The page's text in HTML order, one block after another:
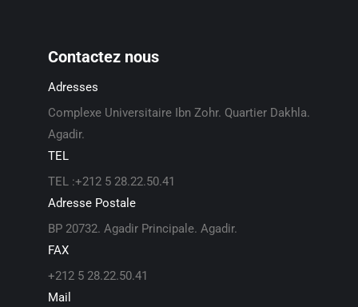
Contactez nous
Adresses
Complexe Universitaire Ibn Zohr. Quartier Dakhla.
Agadir.
TEL
TEL :+212 5 28.22.50.41
Adresse Postale
BP 20732. Agadir Principale. Agadir.
FAX
+212 5 28.22.50.41
Mail